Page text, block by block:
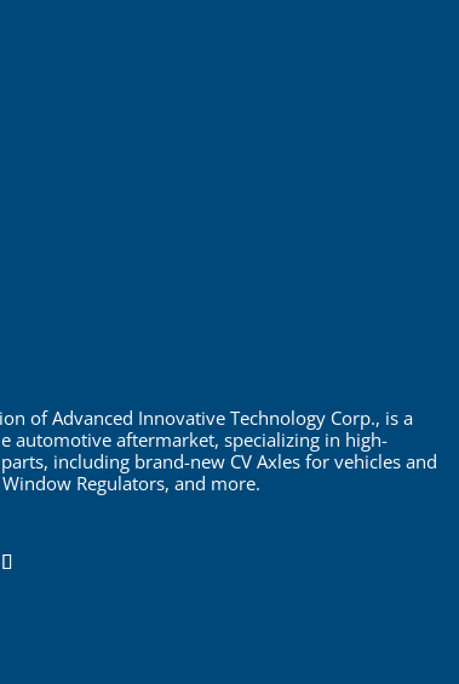
of Advanced Innovative Technology Corp., is a
automotive aftermarket, specializing in high-
including brand-new CV Axles for vehicles and
Window Regulators, and more.